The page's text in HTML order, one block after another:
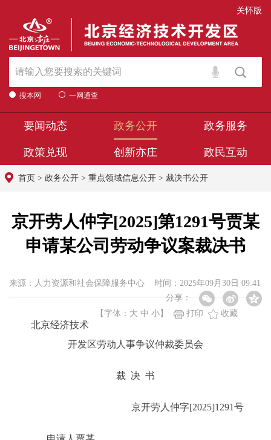
关怀版
搜本网 一网通查
要闻动态 政务公开 政务服务
政策兑现 创新亦庄 政民互动
首页 > 政务公开 > 重点领域信息公开 > 裁决书公开
京开劳人仲字[2025]第1291号贾某
申请某公司劳动争议案裁决书
来源：人力资源和社会保障服务中心 时间：2025年09月30日 09:41
分享：
【字体： 大 中 小 】 打印 收藏
北京经济技术
开发区劳动人事争议仲裁委员会
裁 决 书
京开劳人仲字[2025]1291号